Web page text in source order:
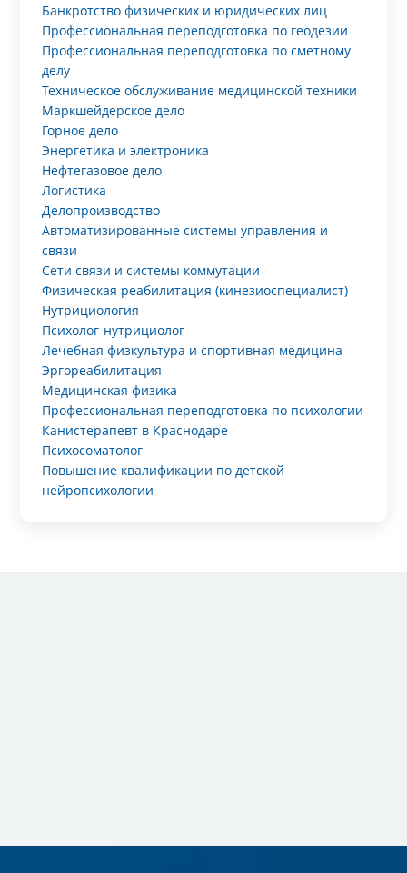
Банкротство физических и юридических лиц
Профессиональная переподготовка по геодезии
Профессиональная переподготовка по сметному
делу
Техническое обслуживание медицинской техники
Маркшейдерское дело
Горное дело
Энергетика и электроника
Нефтегазовое дело
Логистика
Делопроизводство
Автоматизированные системы управления и
связи
Сети связи и системы коммутации
Физическая реабилитация (кинезиоспециалист)
Нутрициология
Психолог-нутрициолог
Лечебная физкультура и спортивная медицина
Эргореабилитация
Медицинская физика
Профессиональная переподготовка по психологии
Канистерапевт в Краснодаре
Психосоматолог
Повышение квалификации по детской
нейропсихологии